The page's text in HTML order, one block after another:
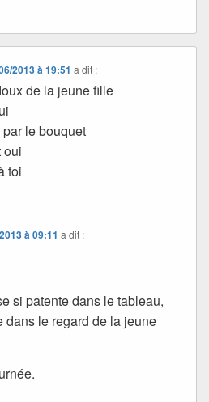
2013 à 19:51 a dit :
de la jeune fille
le bouquet
oui
toi
à 09:11 a dit :
si patente dans le tableau,
dans le regard de la jeune